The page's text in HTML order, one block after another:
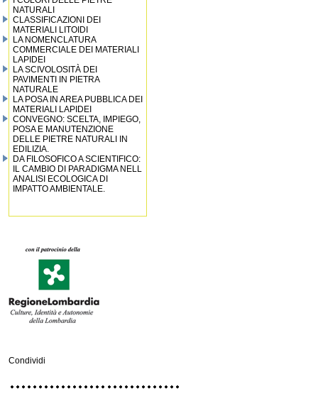
NATURALI
CLASSIFICAZIONI DEI
MATERIALI LITOIDI
LA NOMENCLATURA
COMMERCIALE DEI MATERIALI
LAPIDEI
LA SCIVOLOSITÀ DEI
PAVIMENTI IN PIETRA
NATURALE
LA POSA IN AREA PUBBLICA DEI
MATERIALI LAPIDEI
CONVEGNO: SCELTA, IMPIEGO,
POSA E MANUTENZIONE
DELLE PIETRE NATURALI IN
EDILIZIA.
DA FILOSOFICO A SCIENTIFICO:
IL CAMBIO DI PARADIGMA NELL
ANALISI ECOLOGICA DI
IMPATTO AMBIENTALE.
Condividi